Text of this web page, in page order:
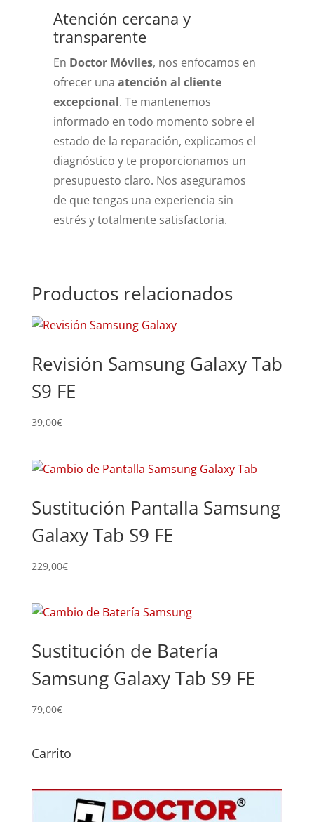
Atención cercana y
transparente
En Doctor Móviles, nos enfocamos en
ofrecer una atención al cliente
excepcional. Te mantenemos
informado en todo momento sobre el
estado de la reparación, explicamos el
diagnóstico y te proporcionamos un
presupuesto claro. Nos aseguramos
de que tengas una experiencia sin
estrés y totalmente satisfactoria.
Productos relacionados
Revisión Samsung Galaxy Tab
S9 FE
39,00€
Sustitución Pantalla Samsung
Galaxy Tab S9 FE
229,00€
Sustitución de Batería
Samsung Galaxy Tab S9 FE
79,00€
Carrito